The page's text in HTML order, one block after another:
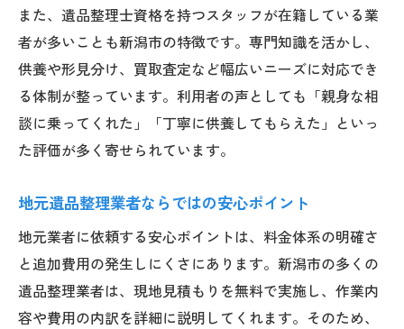
また、遺品整理士資格を持つスタッフが在籍している業
者が多いことも新潟市の特徴です。専門知識を活かし、
供養や形見分け、買取査定など幅広いニーズに対応でき
る体制が整っています。利用者の声としても「親身な相
談に乗ってくれた」「丁寧に供養してもらえた」といっ
た評価が多く寄せられています。
地元遺品整理業者ならではの安心ポイント
地元業者に依頼する安心ポイントは、料金体系の明確さ
と追加費用の発生しにくさにあります。新潟市の多くの
遺品整理業者は、現地見積もりを無料で実施し、作業内
容や費用の内訳を詳細に説明してくれます。そのため、